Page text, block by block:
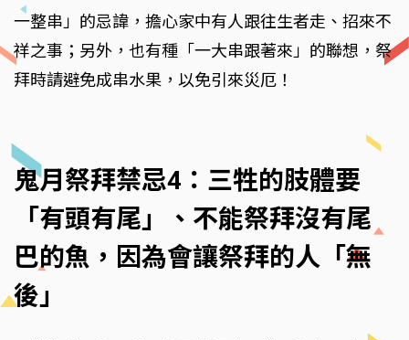
一整串」的忌諱，擔心家中有人跟往生者走、招來不
祥之事；另外，也有種「一大串跟著來」的聯想，祭
拜時請避免成串水果，以免引來災厄！
鬼月祭拜禁忌4：三牲的肢體要
「有頭有尾」、不能祭拜沒有尾
巴的魚，因為會讓祭拜的人「無
後」